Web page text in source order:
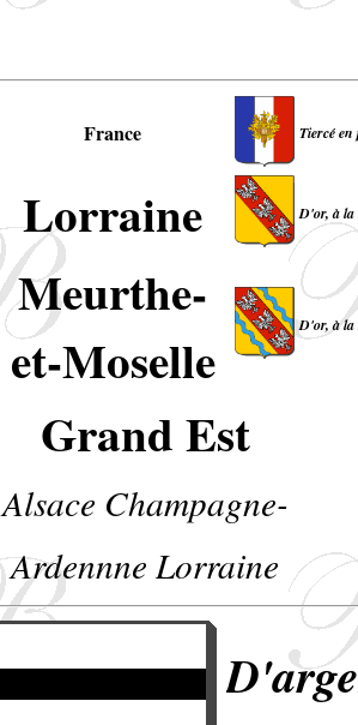
France Tiercé
Lorraine D'or, à la
Meurthe-
et-Moselle
D'or, à la
Grand Est
Alsace Champagne-
Ardennne Lorraine